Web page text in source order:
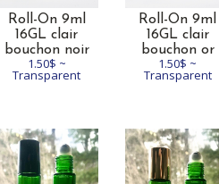
Roll-On 9ml
16GL clair
bouchon noir
1.50$ ~
Transparent
Roll-On 9ml
16GL clair
bouchon or
1.50$ ~
Transparent